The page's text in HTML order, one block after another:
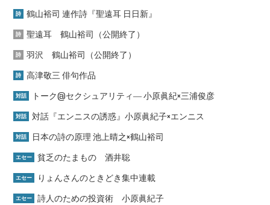
詩 鶴山裕司 連作詩『聖遠耳 日日新』
詩 聖遠耳 鶴山裕司（公開終了）
詩 羽沢 鶴山裕司（公開終了）
詩 高津敬三 俳句作品
対話 トーク@セクシュアリティ― 小原眞紀×三浦俊彦
対話 対話『エンニスの誘惑』小原眞紀子×エンニス
対話 日本の詩の原理 池上晴之×鶴山裕司
エセー 貧乏のたまもの 酒井聡
エセー りょんさんのときどき集中連載
エセー 詩人のための投資術 小原眞紀子